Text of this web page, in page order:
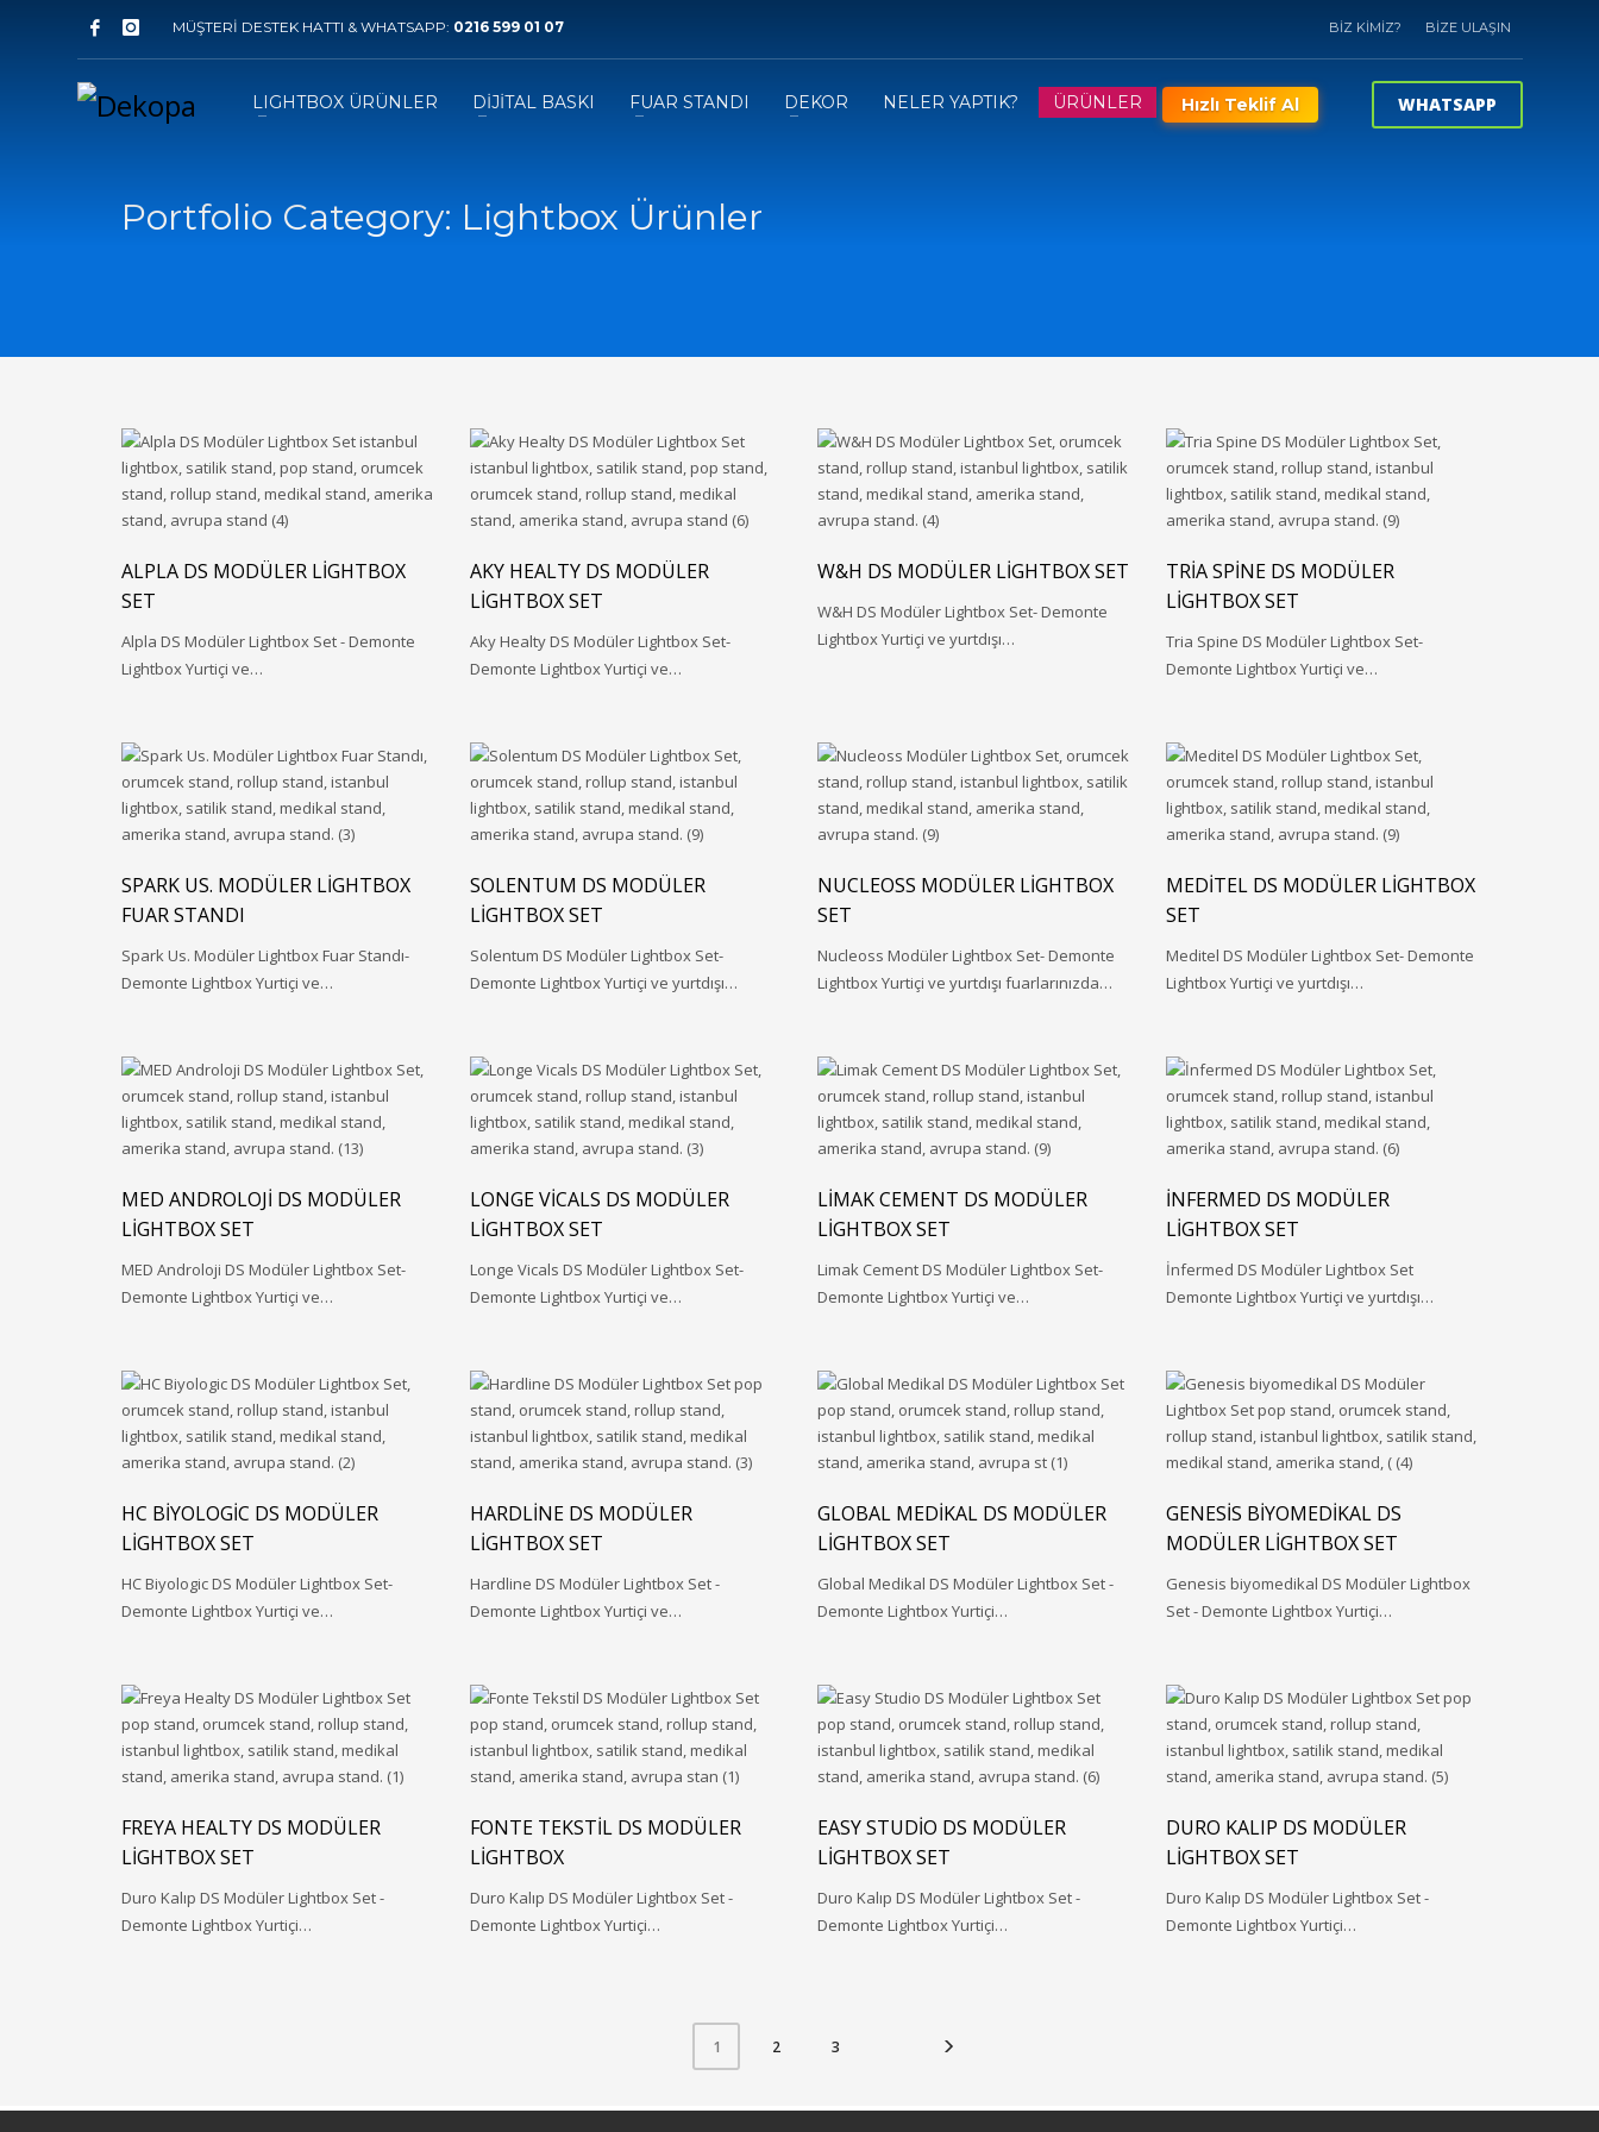
MÜŞTERİ DESTEK HATTI & WHATSAPP: 0216 599 01 07 BİZ KİMİZ? BİZE ULAŞIN
LIGHTBOX ÜRÜNLER DİJİTAL BASKI FUAR STANDI DEKOR NELER YAPTIK? ÜRÜNLER Hızlı Teklif Al WHATSAPP
Portfolio Category: Lightbox Ürünler
ALPLA DS MODÜLER LIGHTBOX
SET
Alpla DS Modüler Lightbox Set - Demonte
Lightbox Yurtiçi ve…
AKY HEALTY DS MODÜLER
LIGHTBOX SET
Aky Healty DS Modüler Lightbox Set-
Demonte Lightbox Yurtiçi ve…
W&H DS MODÜLER LIGHTBOX SET
W&H DS Modüler Lightbox Set- Demonte
Lightbox Yurtiçi ve yurtdışı…
TRIA SPINE DS MODÜLER
LIGHTBOX SET
Tria Spine DS Modüler Lightbox Set-
Demonte Lightbox Yurtiçi ve…
SPARK US. MODÜLER LIGHTBOX
FUAR STANDI
Spark Us. Modüler Lightbox Fuar Standı-
Demonte Lightbox Yurtiçi ve…
SOLENTUM DS MODÜLER
LIGHTBOX SET
Solentum DS Modüler Lightbox Set-
Demonte Lightbox Yurtiçi ve yurtdışı…
NUCLEOSS MODÜLER LIGHTBOX
SET
Nucleoss Modüler Lightbox Set- Demonte
Lightbox Yurtiçi ve yurtdışı fuarlarınızda…
MEDITEL DS MODÜLER LIGHTBOX
SET
Meditel DS Modüler Lightbox Set- Demonte
Lightbox Yurtiçi ve yurtdışı…
MED ANDROLOJI DS MODÜLER
LIGHTBOX SET
MED Androloji DS Modüler Lightbox Set-
Demonte Lightbox Yurtiçi ve…
LONGE VICALS DS MODÜLER
LIGHTBOX SET
Longe Vicals DS Modüler Lightbox Set-
Demonte Lightbox Yurtiçi ve…
LIMAK CEMENT DS MODÜLER
LIGHTBOX SET
Limak Cement DS Modüler Lightbox Set-
Demonte Lightbox Yurtiçi ve…
İNFERMED DS MODÜLER
LIGHTBOX SET
İnfermed DS Modüler Lightbox Set
Demonte Lightbox Yurtiçi ve yurtdışı…
HC BIYOLOGIC DS MODÜLER
LIGHTBOX SET
HC Biyologic DS Modüler Lightbox Set-
Demonte Lightbox Yurtiçi ve…
HARDLINE DS MODÜLER
LIGHTBOX SET
Hardline DS Modüler Lightbox Set -
Demonte Lightbox Yurtiçi ve…
GLOBAL MEDIKAL DS MODÜLER
LIGHTBOX SET
Global Medikal DS Modüler Lightbox Set -
Demonte Lightbox Yurtiçi…
GENESIS BIYOMEDIKAL DS
MODÜLER LIGHTBOX SET
Genesis biyomedikal DS Modüler Lightbox
Set - Demonte Lightbox Yurtiçi…
FREYA HEALTY DS MODÜLER
LIGHTBOX SET
Duro Kalıp DS Modüler Lightbox Set -
Demonte Lightbox Yurtiçi…
FONTE TEKSTIL DS MODÜLER
LIGHTBOX
Duro Kalıp DS Modüler Lightbox Set -
Demonte Lightbox Yurtiçi…
EASY STUDIO DS MODÜLER
LIGHTBOX SET
Duro Kalıp DS Modüler Lightbox Set -
Demonte Lightbox Yurtiçi…
DURO KALIP DS MODÜLER
LIGHTBOX SET
Duro Kalıp DS Modüler Lightbox Set -
Demonte Lightbox Yurtiçi…
1 2 3